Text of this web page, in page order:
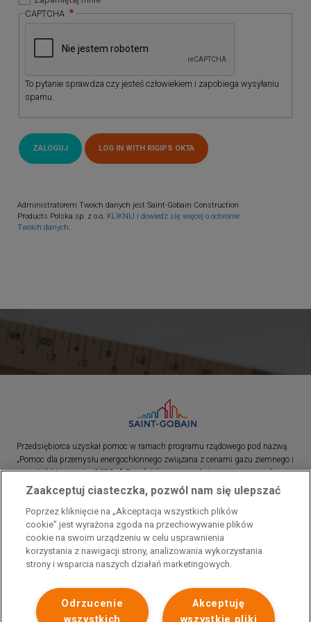
CAPTCHA
To pytanie sprawdza czy jesteś człowiekiem i zapobiega wysyłaniu
spamu.
Administratorem Twoich danych jest Saint-Gobain Construction
Products Polska sp. z o.o. KLIKNIJ i dowiedz się więcej o ochronie
Twoich danych.
Przedsiębiorca uzyskał pomoc w ramach programu rządowego pod nazwą
„Pomoc dla przemysłu energochłonnego związana z cenami gazu ziemnego i
energii elektrycznej w 2023 r.”. Przedsiębiorca uzyskał pomoc w ramach
programu rządowego pod nazwą: „Pomoc dla sektorów energochłonnych
związana z nagłymi wzrostami cen gazu ziemnego i energii elektrycznej w
2022 r.”
Zaakceptuj ciasteczka, pozwól nam się ulepszać
Poprzez kliknięcie na „Akceptacja wszystkich plików
cookie” jest wyrażona zgoda na przechowywanie plików
cookie na swoim urządzeniu w celu usprawnienia
korzystania z nawigacji strony, analizowania wykorzystania
strony i wsparcia naszych działań marketingowych.
Akceptuję
wszystkie pliki
Odrzucenie
wszystkich